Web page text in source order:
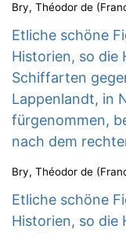
Bry, Théodor de (
Etliche schöne
Historien, so die
Schiffarten
Lappenlandt, in
fürgenommen,
nach dem
Bry, Théodor de (
Etliche schöne
Historien, so die